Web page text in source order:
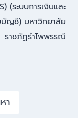
(ระบบการเงินและ
บัญชี) มหาวิทยาลัย
ราชภัฏรำไพพรรณี
า